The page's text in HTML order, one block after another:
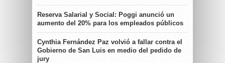
Reserva Salarial y Social: Poggi anunció un
aumento del 20% para los empleados públicos
Cynthia Fernández Paz volvió a fallar contra el
Gobierno de San Luis en medio del pedido de
jury